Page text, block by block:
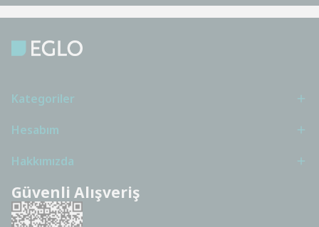
Kategoriler
Hesabım
Hakkımızda
Güvenli Alışveriş